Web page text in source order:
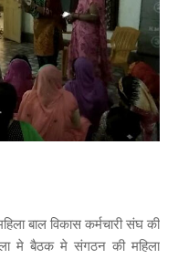
बाल विकास कर्मचारी संघ की
मे बैठक मे संगठन की महिला